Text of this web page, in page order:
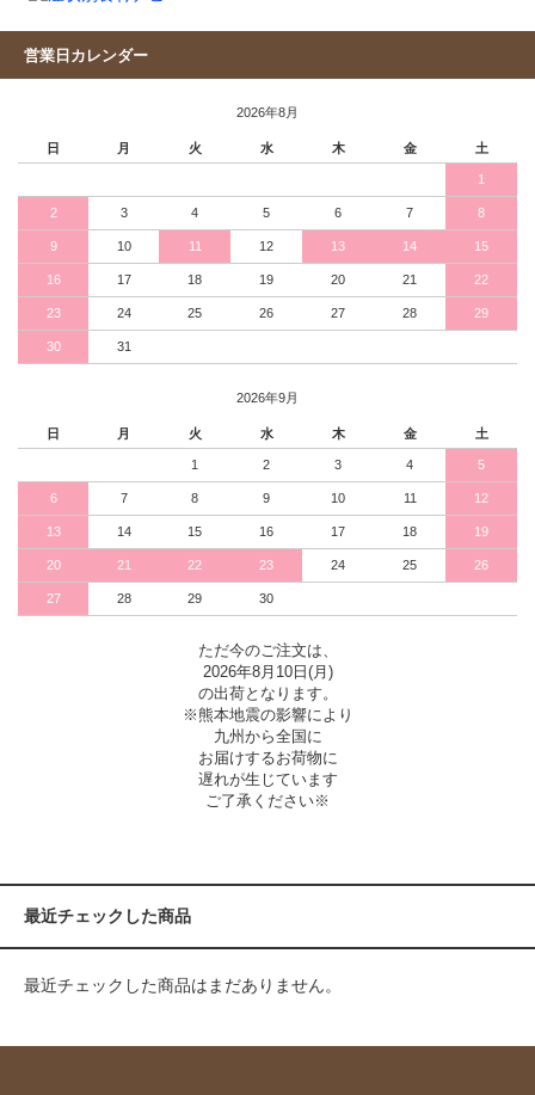
営業日カレンダー
2026年8月
日 月 火 水 木 金 土
1
2 3 4 5 6 7 8
9 10 11 12 13 14 15
16 17 18 19 20 21 22
23 24 25 26 27 28 29
30 31
2026年9月
日 月 火 水 木 金 土
1 2 3 4 5
6 7 8 9 10 11 12
13 14 15 16 17 18 19
20 21 22 23 24 25 26
27 28 29 30
ただ今のご注文は、
2026年8月10日(月)
の出荷となります。
※熊本地震の影響により
九州から全国に
お届けするお荷物に
遅れが生じています
ご了承ください※
最近チェックした商品
最近チェックした商品はまだありません。